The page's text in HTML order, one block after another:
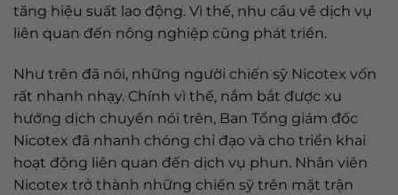
tăng hiệu suất lao động. Vì thế, nhu cầu về dịch vụ
liên quan đến nông nghiệp cũng phát triển.
Như trên đã nói, những người chiến sỹ Nicotex vốn
rất nhanh nhạy. Chính vì thế, nắm bắt được xu
hướng dịch chuyển nói trên, Ban Tổng giám đốc
Nicotex đã nhanh chóng chỉ đạo và cho triển khai
hoạt động liên quan đến dịch vụ phun. Nhân viên
Nicotex trở thành những chiến sỹ trên mặt trận